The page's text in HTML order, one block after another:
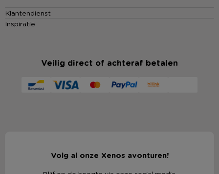
Klantendienst
Inspiratie
Veilig direct of achteraf betalen
Volg al onze Xenos avonturen!